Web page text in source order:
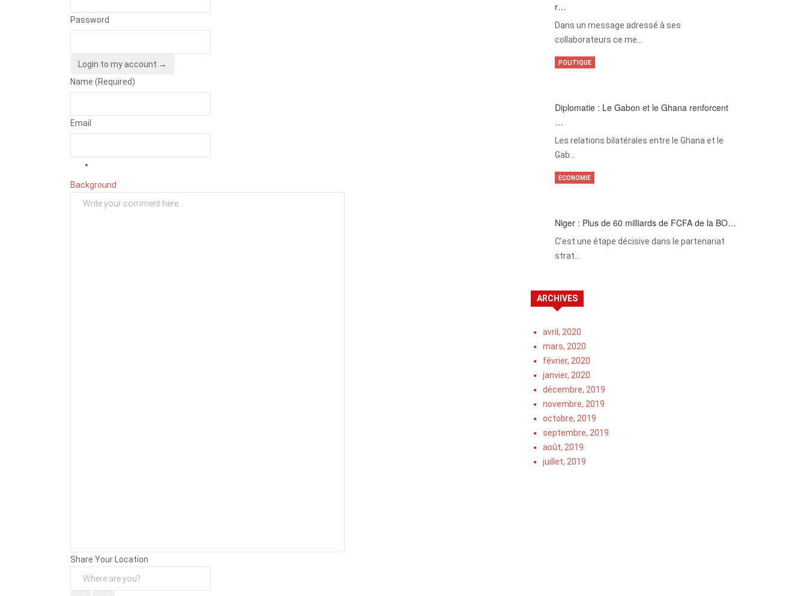
Password
Login to my account →
Name (Required)
Email
Background
Share Your Location
r…
Dans un message adressé à ses
collaborateurs ce me…
Diplomatie : Le Gabon et le Ghana renforcent
…
Les relations bilatérales entre le Ghana et le
Gab…
POLITIQUE
Niger : Plus de 60 milliards de FCFA de la BO…
C’est une étape décisive dans le partenariat
strat…
ECONOMIE
ARCHIVES
avril, 2020
mars, 2020
février, 2020
janvier, 2020
décembre, 2019
novembre, 2019
octobre, 2019
septembre, 2019
août, 2019
juillet, 2019